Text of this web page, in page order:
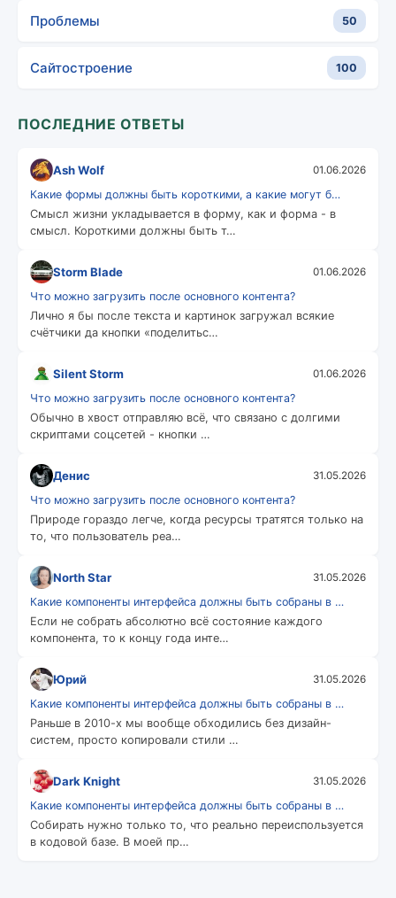
Проблемы 50
Сайтостроение 100
ПОСЛЕДНИЕ ОТВЕТЫ
Ash Wolf 01.06.2026
Какие формы должны быть короткими, а какие могут б…
Смысл жизни укладывается в форму, как и форма - в
смысл. Короткими должны быть т…
Storm Blade 01.06.2026
Что можно загрузить после основного контента?
Лично я бы после текста и картинок загружал всякие
счётчики да кнопки «поделитьс…
Silent Storm 01.06.2026
Что можно загрузить после основного контента?
Обычно в хвост отправляю всё, что связано с долгими
скриптами соцсетей - кнопки …
Денис 31.05.2026
Что можно загрузить после основного контента?
Природе гораздо легче, когда ресурсы тратятся только на
то, что пользователь реа…
North Star 31.05.2026
Какие компоненты интерфейса должны быть собраны в …
Если не собрать абсолютно всё состояние каждого
компонента, то к концу года инте…
Юрий 31.05.2026
Какие компоненты интерфейса должны быть собраны в …
Раньше в 2010-х мы вообще обходились без дизайн-
систем, просто копировали стили …
Dark Knight 31.05.2026
Какие компоненты интерфейса должны быть собраны в …
Собирать нужно только то, что реально переиспользуется
в кодовой базе. В моей пр…